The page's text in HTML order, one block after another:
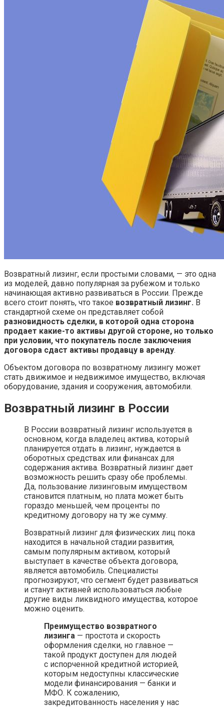
Возвратный лизинг, если простыми словами, — это одна
из моделей, давно популярная за рубежом и только
начинающая активно развиваться в России. Прежде
всего стоит понять, что такое возвратный лизинг. В
стандартной схеме он представляет собой
разновидность сделки, в которой одна сторона
продает какие-то активы другой стороне, но только
при условии, что покупатель после заключения
договора сдаст активы продавцу в аренду.
Объектом договора по возвратному лизингу может
стать движимое и недвижимое имущество, включая
оборудование, здания и сооружения, автомобили.
Возвратный лизинг в России
В России возвратный лизинг используется в
основном, когда владелец актива, который
планируется отдать в лизинг, нуждается в
оборотных средствах или финансах для
содержания актива. Возвратный лизинг дает
возможность решить сразу обе проблемы.
Да, пользование лизинговым имуществом
становится платным, но плата может быть
гораздо меньшей, чем проценты по
кредитному договору на ту же сумму.
Возвратный лизинг для физических лиц пока
находится в начальной стадии развития,
самым популярным активом, который
выступает в качестве объекта договора,
является автомобиль. Специалисты
прогнозируют, что сегмент будет развиваться
и станут активней использоваться любые
другие виды ликвидного имущества, которое
можно оценить.
Преимущество возвратного
лизинга — простота и скорость
оформления сделки, но главное —
такой продукт доступен для людей
с испорченной кредитной историей,
которым недоступны классические
модели финансирования — банки и
МФО. К сожалению,
закредитованность населения у нас